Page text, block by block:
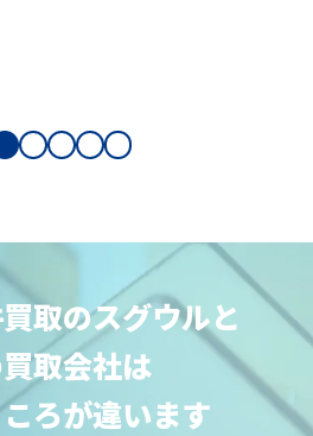
取のスグウルと
取会社は
ろが違います